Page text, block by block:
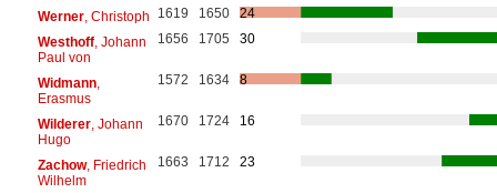
Werner, Christoph 1619 1650
24
Westhoff, Johann
Paul von
1656 1705 30
Widmann,
Erasmus
1572 1634 8
Wilderer, Johann
Hugo
1670 1724 16
Zachow, Friedrich
Wilhelm
1663 1712 23